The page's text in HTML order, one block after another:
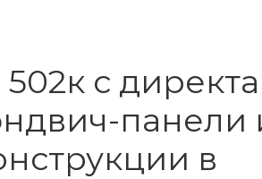
с
панели
в